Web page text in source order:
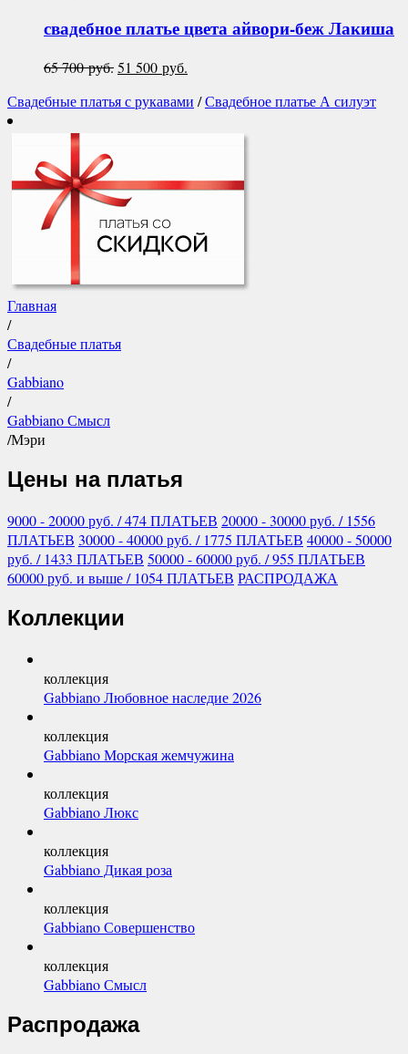
57
100 руб..
свадебное платье цвета айвори-бежЛакиша
65 700руб.Первоначальная
составляла
51 500 руб.
51
Свадебные платья с рукавами /Свадебное платье А силуэт
Главная
/
Свадебные платья
/
Gabbiano
/
Gabbiano Смысл
/Мэри
Цены на платья
9000 - 20000руб. / 474 ПЛАТЬЕВ 20000 - 30000руб. / 1556
ПЛАТЬЕВ 30000 - 40000руб. / 1775 ПЛАТЬЕВ 40000 - 50000
руб. / 1433 ПЛАТЬЕВ 50000 - 60000руб. / 955 ПЛАТЬЕВ
60000руб. и выше/ 1054 ПЛАТЬЕВ РАСПРОДАЖА
Коллекции
коллекция
Gabbiano Любовное наследие 2026
коллекция
Gabbiano Морская жемчужина
коллекция
Gabbiano Люкс
коллекция
Gabbiano Дикая роза
коллекция
Gabbiano Совершенство
коллекция
Gabbiano Смысл
Распродажа